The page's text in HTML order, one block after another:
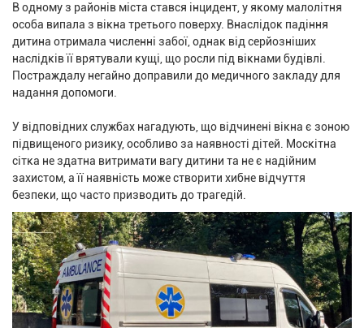
В одному з районів міста стався інцидент, у якому малолітня
особа випала з вікна третього поверху. Внаслідок падіння
дитина отримала численні забої, однак від серйозніших
наслідків її врятували кущі, що росли під вікнами будівлі.
Постраждалу негайно доправили до медичного закладу для
надання допомоги.
У відповідних службах нагадують, що відчинені вікна є зоною
підвищеного ризику, особливо за наявності дітей. Москітна
сітка не здатна витримати вагу дитини та не є надійним
захистом, а її наявність може створити хибне відчуття
безпеки, що часто призводить до трагедій.